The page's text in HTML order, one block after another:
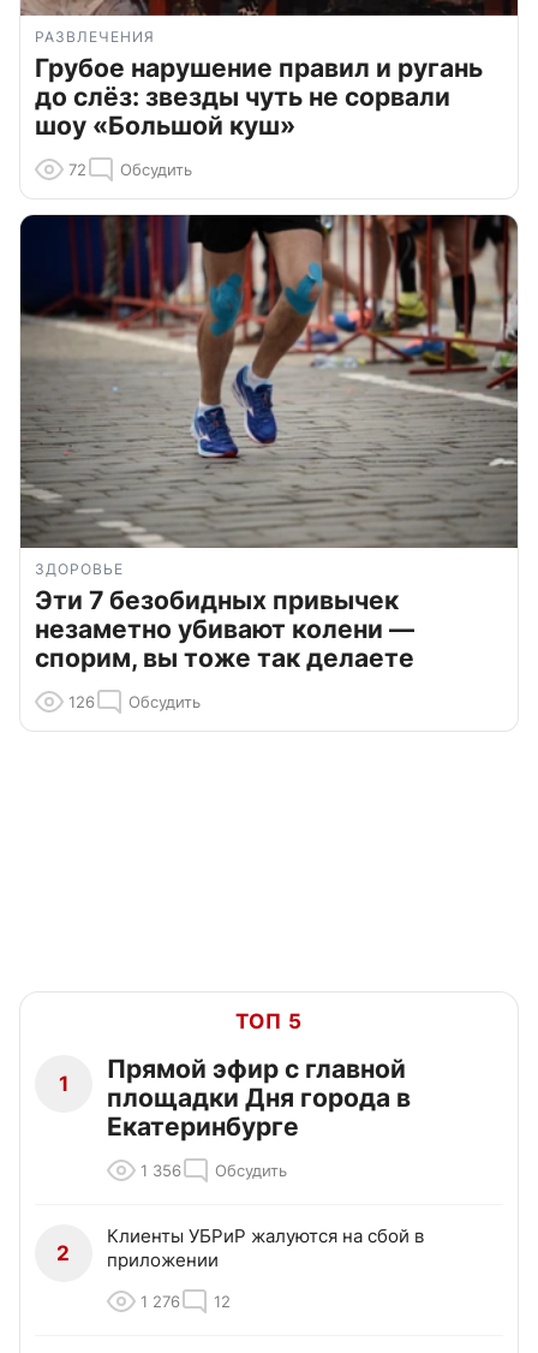
РАЗВЛЕЧЕНИЯ
Грубое нарушение правил и ругань
до слёз: звезды чуть не сорвали
шоу «Большой куш»
72 Обсудить
ЗДОРОВЬЕ
Эти 7 безобидных привычек
незаметно убивают колени —
спорим, вы тоже так делаете
126 Обсудить
ТОП 5
1
Прямой эфир с главной
площадки Дня города в
Екатеринбурге
1 356 Обсудить
2
Клиенты УБРиР жалуются на сбой в
приложении
1 276 12